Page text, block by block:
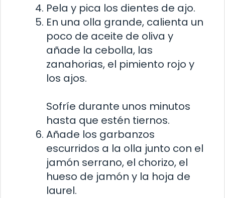
Pela y pica los dientes de ajo.
En una olla grande, calienta un
poco de aceite de oliva y
añade la cebolla, las
zanahorias, el pimiento rojo y
los ajos.
Sofríe durante unos minutos
hasta que estén tiernos.
Añade los garbanzos
escurridos a la olla junto con el
jamón serrano, el chorizo, el
hueso de jamón y la hoja de
laurel.